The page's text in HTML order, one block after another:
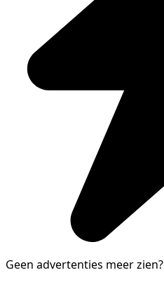
Geen advertenties meer zien?